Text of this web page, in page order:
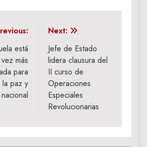
está
más
para
paz y
Next:
Jefe de Estado
lidera clausura del
II curso de
Operaciones
Especiales
Revolucionarias